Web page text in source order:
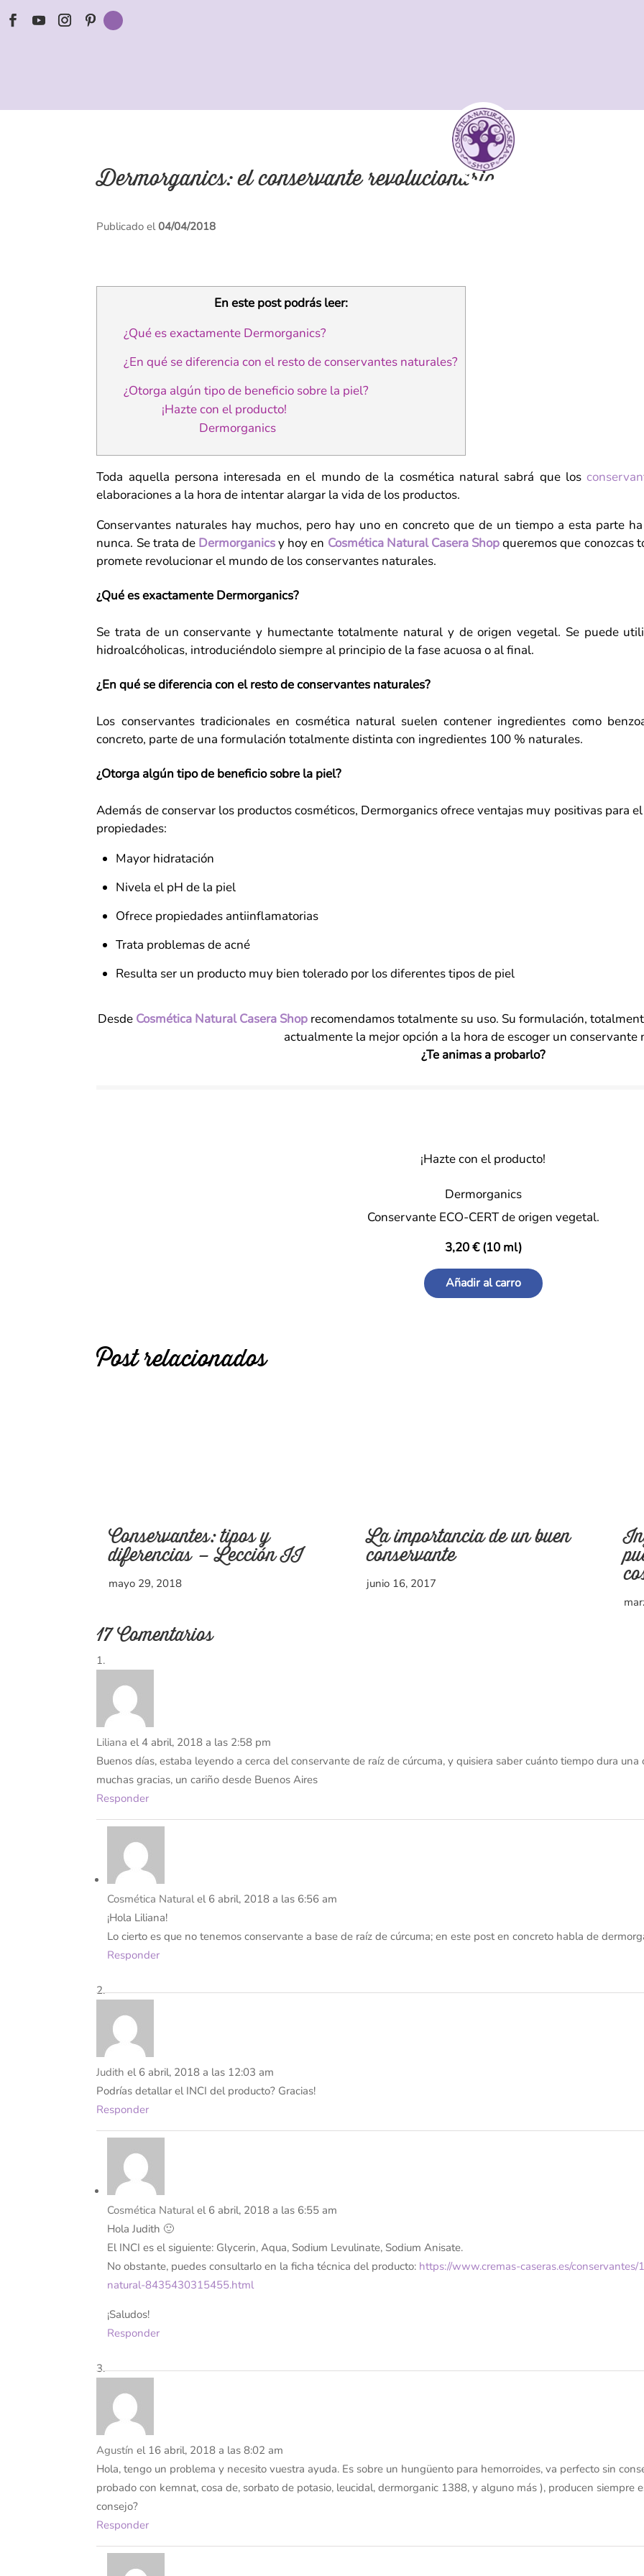
Dermorganics: el conservante revolucionario
Publicado el04/04/2018
En este post podrás leer:
¿Qué es exactamente Dermorganics?
¿En qué se diferencia con el resto de conservantes naturales?
¿Otorga algún tipo de beneficio sobre la piel?
¡Hazte con el producto!
Dermorganics
Toda aquella persona interesada en el mundo de la cosmética natural sabrá que los
elaboraciones a la hora de intentar alargar la vida de los productos.
Conservantes naturales hay muchos, pero hay uno en concreto que de un tiempo a esta parte
nunca. Se trata de Dermorganicsy hoy en Cosmética Natural Casera Shopqueremos que conozcas
promete revolucionar el mundo de los conservantes naturales.
¿Qué es exactamente Dermorganics?
Se trata de un conservante y humectante totalmente natural y de origen vegetal. Se puede
hidroalcóholicas, introduciéndolo siempre al principio de la fase acuosa o al final.
¿En qué se diferencia con el resto de conservantes naturales?
Los conservantes tradicionales en cosmética natural suelen contener ingredientes como
concreto, parte de una formulación totalmente distinta con ingredientes 100 % naturales.
¿Otorga algún tipo de beneficio sobre la piel?
Además de conservar los productos cosméticos, Dermorganics ofrece ventajas muy positivas para
propiedades:
Mayor hidratación
Nivela el pH de la piel
Ofrece propiedades antiinflamatorias
Trata problemas de acné
Resulta ser un producto muy bien tolerado por los diferentes tipos de piel
Desde Cosmética Natural Casera Shop recomendamos totalmente su uso. Su formulación,
actualmente la mejor opción a la hora de escoger un conservante
¿Te animas a probarlo?
¡Hazte con el producto!
Dermorganics
Conservante ECO-CERT de origen vegetal.
3,20 € (10 ml)
Añadir al carro
Post relacionados
Conservantes: tipos y
diferencias – Lección II
mayo 29, 2018
La importancia de un buen
conservante
junio 16, 2017
17 Comentarios
Liliana el 4 abril, 2018 a las 2:58 pm
Buenos días, estaba leyendo a cerca del conservante de raíz de cúrcuma, y quisiera saber cuánto tiempo dura
muchas gracias, un cariño desde Buenos Aires
Responder
Cosmética Natural el 6 abril, 2018 a las 6:56 am
¡Hola Liliana!
Lo cierto es que no tenemos conservante a base de raíz de cúrcuma; en este post en concreto habla de
Responder
Judith el 6 abril, 2018 a las 12:03 am
Podrías detallar el INCI del producto? Gracias!
Responder
Cosmética Natural el 6 abril, 2018 a las 6:55 am
Hola Judith 🙂
El INCI es el siguiente: Glycerin, Aqua, Sodium Levulinate, Sodium Anisate.
No obstante, puedes consultarlo en la ficha técnica del producto: https://www.cremas-caseras.es/
natural-8435430315455.html
¡Saludos!
Responder
Agustín el 16 abril, 2018 a las 8:02 am
Hola, tengo un problema y necesito vuestra ayuda. Es sobre un hungüento para hemorroides, va perfecto sin
probado con kemnat, cosa de, sorbato de potasio, leucidal, dermorganic 1388, y alguno más ), producen siempre
consejo?
Responder